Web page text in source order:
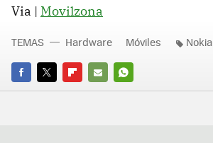
Via | Movilzona
FACEBOOK
TWITTERFLIPBOARD
E-
WHATSAPP
TEMAS Hardware Móviles Nokia